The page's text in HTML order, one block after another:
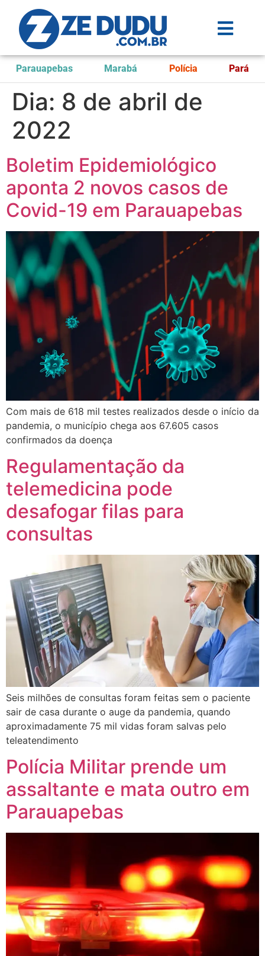
Parauapebas Marabá Polícia Pará
Dia: 8 de abril de
2022
Boletim Epidemiológico
aponta 2 novos casos de
Covid-19 em Parauapebas
Com mais de 618 mil testes realizados desde o início da
pandemia, o município chega aos 67.605 casos
confirmados da doença
Regulamentação da
telemedicina pode
desafogar filas para
consultas
Seis milhões de consultas foram feitas sem o paciente
sair de casa durante o auge da pandemia, quando
aproximadamente 75 mil vidas foram salvas pelo
teleatendimento
Polícia Militar prende um
assaltante e mata outro em
Parauapebas